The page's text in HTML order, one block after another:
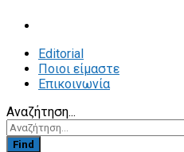
Editorial
Ποιοι είμαστε
Επικοινωνία
Αναζήτηση...
Find